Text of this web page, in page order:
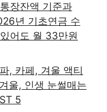
장잔액 기준과
년 기초연금 수
어도 월 33만원
, 카페, 겨울 액티
울, 인생 눈썰매는
5